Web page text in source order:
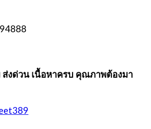
งด่วน เนื้อหาครบ คุณภาพต้องมา